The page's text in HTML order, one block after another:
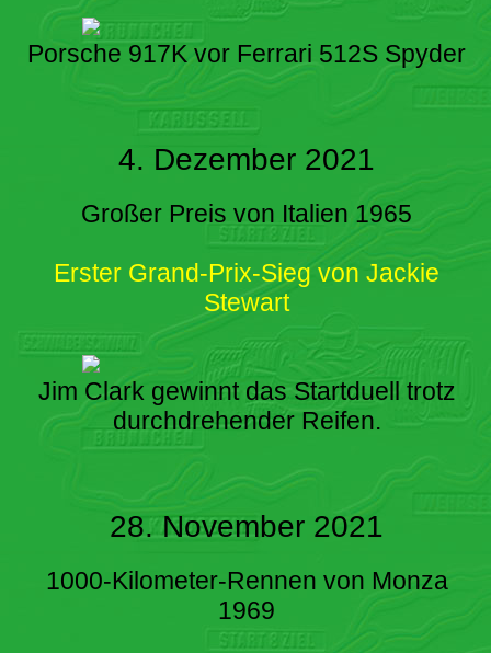
Porsche 917K vor Ferrari 512S Spyder
4. Dezember 2021
Großer Preis von Italien 1965
Erster Grand-Prix-Sieg von Jackie
Stewart
Jim Clark gewinnt das Startduell trotz
durchdrehender Reifen.
28. November 2021
1000-Kilometer-Rennen von Monza
1969